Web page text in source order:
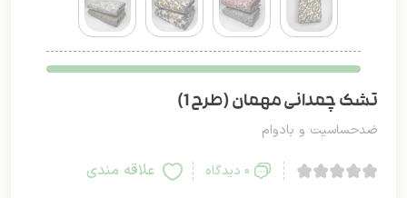
تشک چمدانی مهمان (طرح 1)
ضدحساسیت و بادوام
0 دیدگاه علاقه مندی